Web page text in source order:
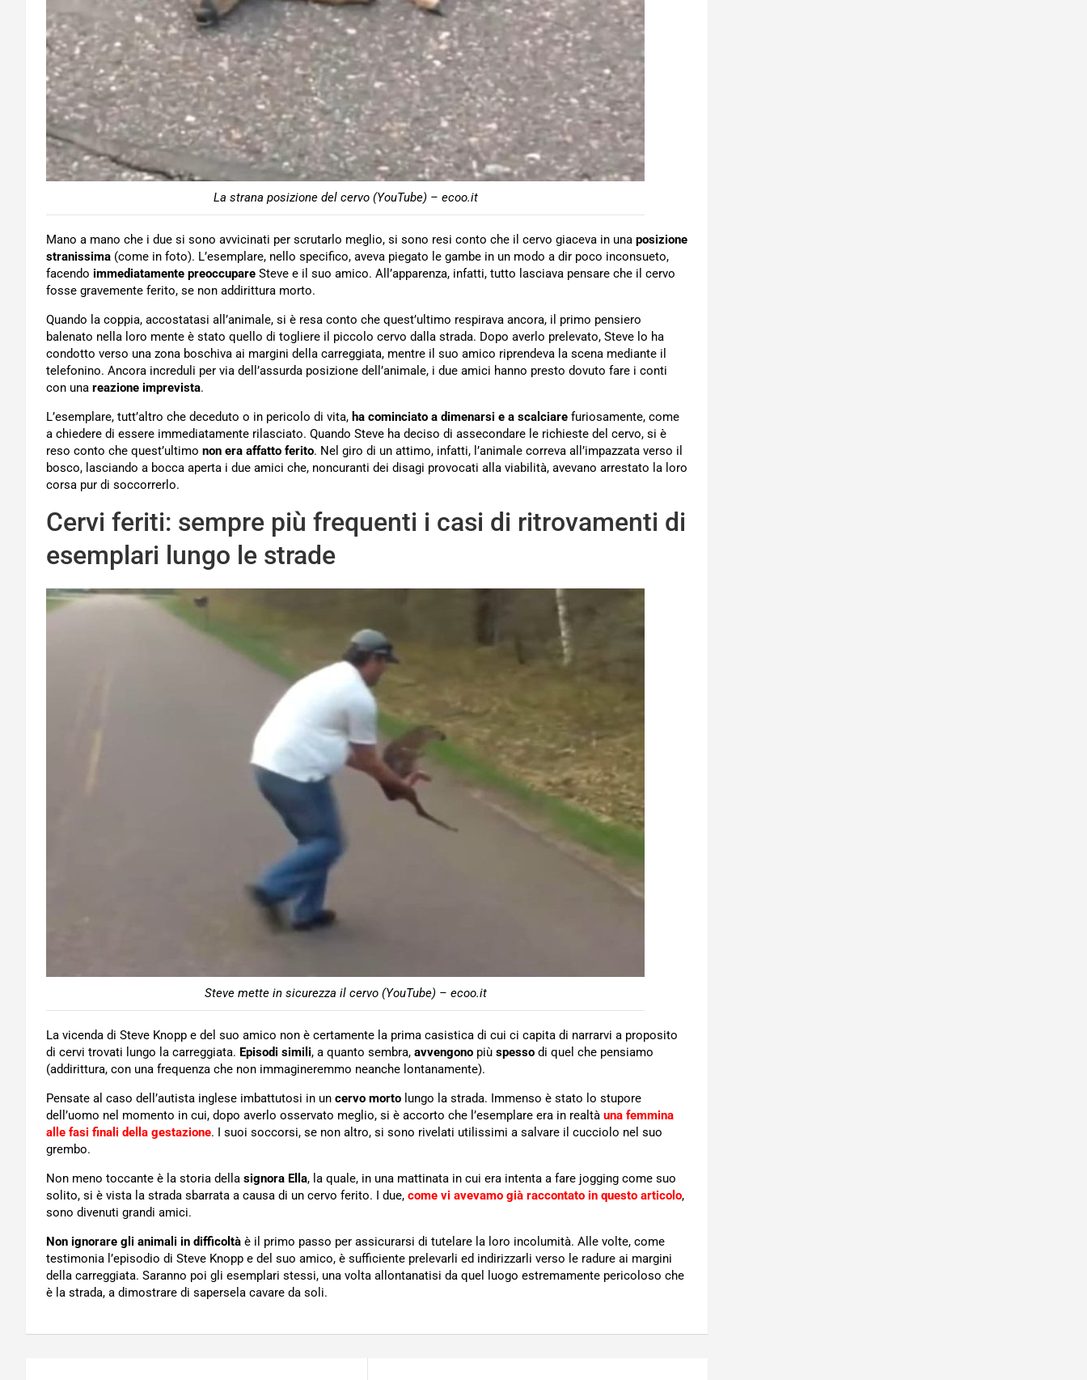
La strana posizione del cervo (YouTube) – ecoo.it
Mano a mano che i due si sono avvicinati per scrutarlo meglio, si sono resi conto che il cervo giaceva in una posizione
stranissima (come in foto). L’esemplare, nello specifico, aveva piegato le gambe in un modo a dir poco inconsueto,
facendo immediatamente preoccupare Steve e il suo amico. All’apparenza, infatti, tutto lasciava pensare che il cervo
fosse gravemente ferito, se non addirittura morto.
Quando la coppia, accostatasi all’animale, si è resa conto che quest’ultimo respirava ancora, il primo pensiero
balenato nella loro mente è stato quello di togliere il piccolo cervo dalla strada. Dopo averlo prelevato, Steve lo ha
condotto verso una zona boschiva ai margini della carreggiata, mentre il suo amico riprendeva la scena mediante il
telefonino. Ancora increduli per via dell’assurda posizione dell’animale, i due amici hanno presto dovuto fare i conti
con una reazione imprevista.
L’esemplare, tutt’altro che deceduto o in pericolo di vita, ha cominciato a dimenarsi e a scalciare furiosamente, come
a chiedere di essere immediatamente rilasciato. Quando Steve ha deciso di assecondare le richieste del cervo, si è
reso conto che quest’ultimo non era affatto ferito. Nel giro di un attimo, infatti, l’animale correva all’impazzata verso il
bosco, lasciando a bocca aperta i due amici che, noncuranti dei disagi provocati alla viabilità, avevano arrestato la loro
corsa pur di soccorrerlo.
Cervi feriti: sempre più frequenti i casi di ritrovamenti di
esemplari lungo le strade
Steve mette in sicurezza il cervo (YouTube) – ecoo.it
La vicenda di Steve Knopp e del suo amico non è certamente la prima casistica di cui ci capita di narrarvi a proposito
di cervi trovati lungo la carreggiata. Episodi simili, a quanto sembra, avvengono più spesso di quel che pensiamo
(addirittura, con una frequenza che non immagineremmo neanche lontanamente).
Pensate al caso dell’autista inglese imbattutosi in un cervo morto lungo la strada. Immenso è stato lo stupore
dell’uomo nel momento in cui, dopo averlo osservato meglio, si è accorto che l’esemplare era in realtà una femmina
alle fasi finali della gestazione. I suoi soccorsi, se non altro, si sono rivelati utilissimi a salvare il cucciolo nel suo
grembo.
Non meno toccante è la storia della signora Ella, la quale, in una mattinata in cui era intenta a fare jogging come suo
solito, si è vista la strada sbarrata a causa di un cervo ferito. I due, come vi avevamo già raccontato in questo articolo,
sono divenuti grandi amici.
Non ignorare gli animali in difficoltà è il primo passo per assicurarsi di tutelare la loro incolumità. Alle volte, come
testimonia l’episodio di Steve Knopp e del suo amico, è sufficiente prelevarli ed indirizzarli verso le radure ai margini
della carreggiata. Saranno poi gli esemplari stessi, una volta allontanatisi da quel luogo estremamente pericoloso che
è la strada, a dimostrare di sapersela cavare da soli.